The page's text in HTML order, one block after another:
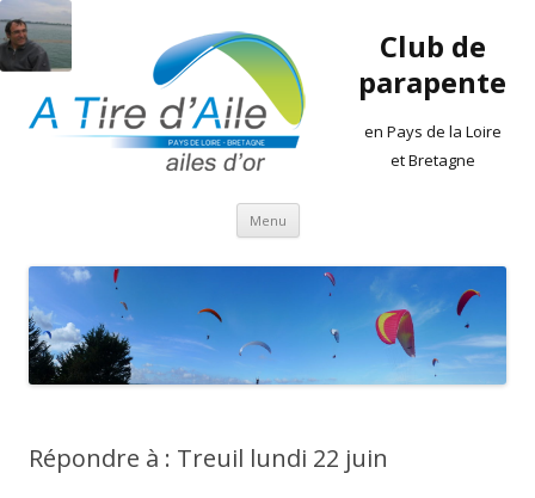
Club de
parapente
en Pays de la Loire
et Bretagne
Menu Aller
contenu
Répondre à : Treuil lundi 22 juin